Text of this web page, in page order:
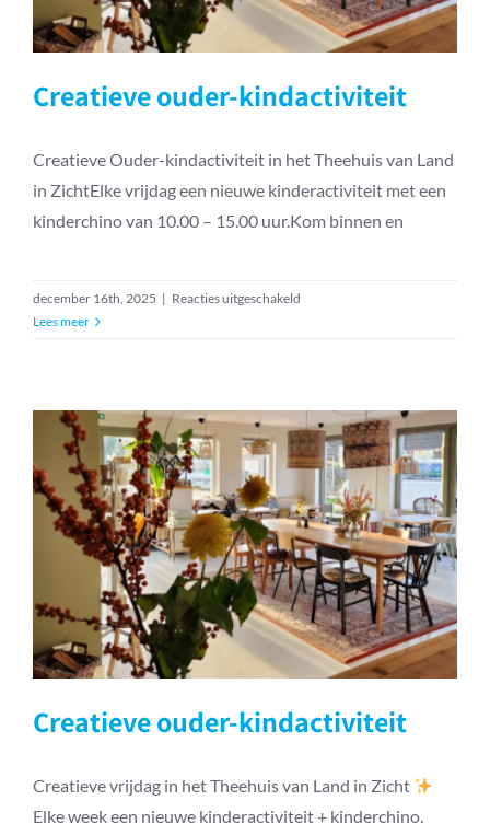
Creatieve ouder-kindactiviteit
Creatieve Ouder-kindactiviteit in het Theehuis van Land
in ZichtElke vrijdag een nieuwe kinderactiviteit met een
kinderchino van 10.00 – 15.00 uur.Kom binnen en
december 16th, 2025 | Reacties uitgeschakeld
Lees meer
Creatieve ouder-kindactiviteit
Creatieve ouder-kindactiviteit
Creatieve vrijdag in het Theehuis van Land in Zicht
Elke week een nieuwe kinderactiviteit + kinderchino.